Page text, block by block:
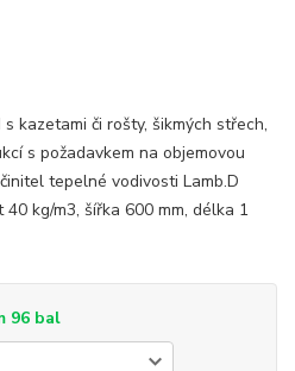
kazetami či rošty, šikmých střech,
s požadavkem na objemovou
tepelné vodivosti Lamb.D
kg/m3, šířka 600 mm, délka 1
96 bal